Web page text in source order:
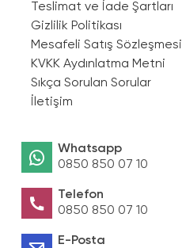
Teslimat ve İade Şartları
Gizlilik Politikası
Mesafeli Satış Sözleşmesi
KVKK Aydınlatma Metni
Sıkça Sorulan Sorular
İletişim
Whatsapp
0850 850 07 10
Telefon
0850 850 07 10
E-Posta